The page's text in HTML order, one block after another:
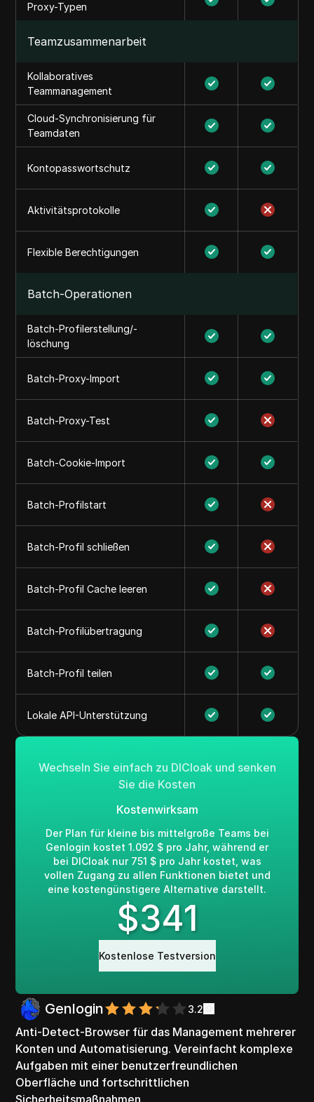
Proxy-Typen
Teamzusammenarbeit
Kollaboratives
Teammanagement
Cloud-Synchronisierung für
Teamdaten
Kontopasswortschutz
Aktivitätsprotokolle
Flexible Berechtigungen
Batch-Operationen
Batch-Profilerstellung/-
löschung
Batch-Proxy-Import
Batch-Proxy-Test
Batch-Cookie-Import
Batch-Profilstart
Batch-Profil schließen
Batch-Profil Cache leeren
Batch-Profilübertragung
Batch-Profil teilen
Lokale API-Unterstützung
Wechseln Sie einfach zu DICloak und senken
Sie die Kosten
Kostenwirksam
Der Plan für kleine bis mittelgroße Teams bei
Genlogin kostet 1.092 $ pro Jahr, während er
bei DICloak nur 751 $ pro Jahr kostet, was
vollen Zugang zu allen Funktionen bietet und
eine kostengünstigere Alternative darstellt.
$341
Kostenlose Testversion
Genlogin 3.2
Anti-Detect-Browser für das Management mehrerer
Konten und Automatisierung. Vereinfacht komplexe
Aufgaben mit einer benutzerfreundlichen
Oberfläche und fortschrittlichen
Sicherheitsmaßnahmen.